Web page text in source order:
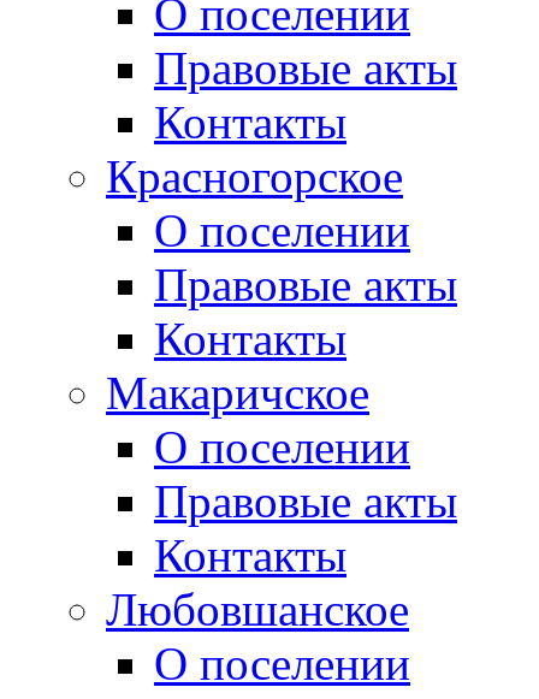
О поселении
Правовые акты
Контакты
Красногорское
О поселении
Правовые акты
Контакты
Макаричское
О поселении
Правовые акты
Контакты
Любовшанское
О поселении